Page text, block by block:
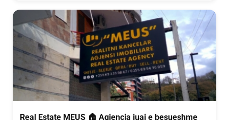
Real Estate MEUS 🏠 Agjencia juaj e besueshme